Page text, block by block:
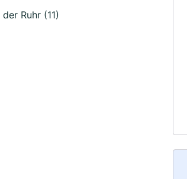
Ruhr (11)